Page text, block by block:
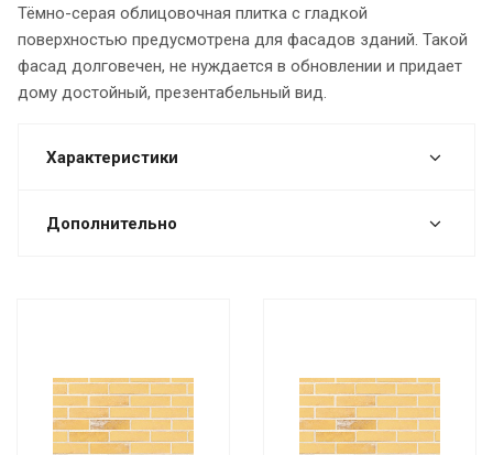
Тёмно-серая облицовочная плитка с гладкой
поверхностью предусмотренa для фасадов зданий. Такой
фасад долговечен, не нуждается в обновлении и придает
дому достойный, презентабельный вид.
Характеристики
Дополнительно